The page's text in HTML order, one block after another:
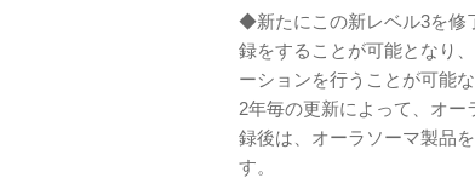
◆新たにこの新レベル3を修
録をすることが可能となり
ーションを行うことが可能
2年毎の更新によって、オ
録後は、オーラソーマ製品
す。